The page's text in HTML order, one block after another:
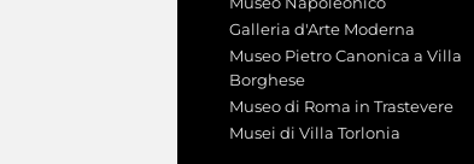
Galleria d'Arte Moderna
Museo Pietro Canonica a Villa
Borghese
Museo di Roma in Trastevere
Musei di Villa Torlonia